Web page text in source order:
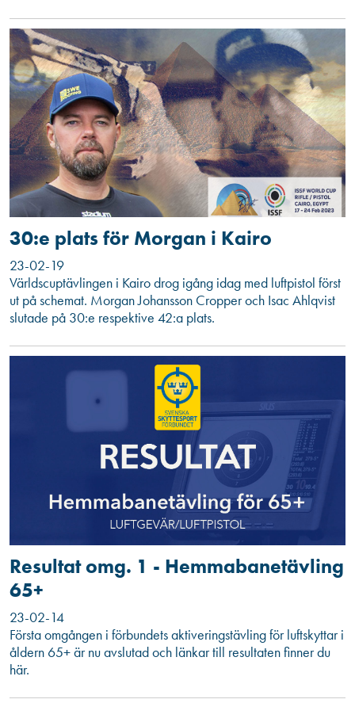
30:e plats för Morgan i Kairo
23-02-19
Världscuptävlingen i Kairo drog igång idag med luftpistol först
ut på schemat. Morgan Johansson Cropper och Isac Ahlqvist
slutade på 30:e respektive 42:a plats.
Resultat omg. 1 - Hemmabanetävling
65+
23-02-14
Första omgången i förbundets aktiveringstävling för luftskyttar i
åldern 65+ är nu avslutad och länkar till resultaten finner du
här.